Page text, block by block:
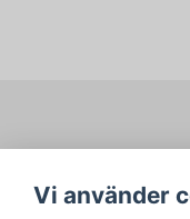
Köpvillkor
Vi använder